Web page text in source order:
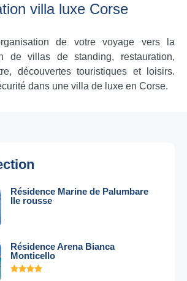
villa luxe Corse
de votre voyage vers la
de villas de standing, restauration,
découvertes touristiques et loisirs.
dans une villa de luxe en Corse.
Résidence Marine de Palumbare
Ile rousse
Résidence Arena Bianca
Monticello